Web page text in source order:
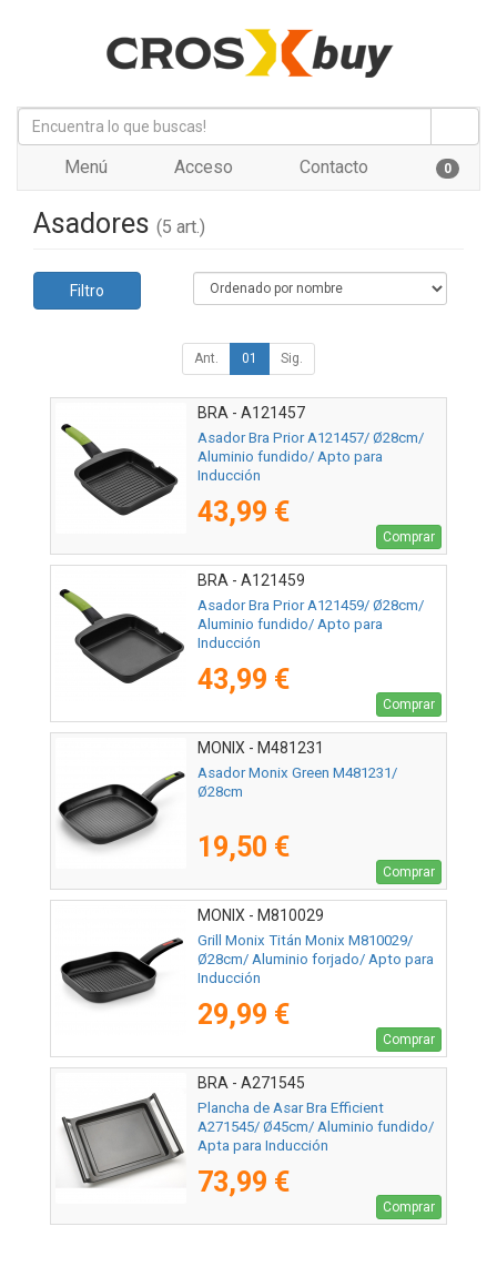
Menú Acceso Contacto 0
Asadores (5 art.)
Filtro
Ant. 01 Sig.
BRA - A121457
Asador Bra Prior A121457/ Ø28cm/
Aluminio fundido/ Apto para
Inducción
43,99 €
Comprar
BRA - A121459
Asador Bra Prior A121459/ Ø28cm/
Aluminio fundido/ Apto para
Inducción
43,99 €
Comprar
MONIX - M481231
Asador Monix Green M481231/
Ø28cm
19,50 €
Comprar
MONIX - M810029
Grill Monix Titán Monix M810029/
Ø28cm/ Aluminio forjado/ Apto para
Inducción
29,99 €
Comprar
BRA - A271545
Plancha de Asar Bra Efficient
A271545/ Ø45cm/ Aluminio fundido/
Apta para Inducción
73,99 €
Comprar